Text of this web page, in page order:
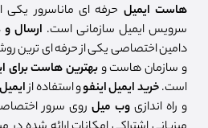
هاست ایمیل حرفه ای ماناسرور یکی
سرویس ایمیل سازمانی است. ارسال و
دامین اختصاصی یکی از حرفه ای ترین
و سازمان هاست وبهترین هاست برای
است.خرید ایمیل اینفوو استفاده از
و راه اندازیوب میل روی سرور